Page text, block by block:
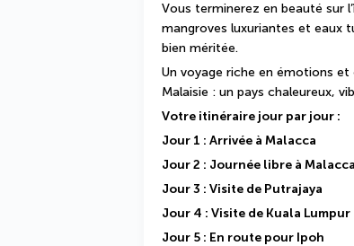
Vous terminerez en beauté sur
mangroves luxuriantes et eaux
bien méritée.
Un voyage riche en émotions
Malaisie : un pays chaleureux,
Votre itinéraire jour par jour :
Jour 1 : Arrivée à Malacca
Jour 2 : Journée libre à Malacca
Jour 3 : Visite de Putrajaya
Jour 4 : Visite de Kuala Lumpur
Jour 5 : En route pour Ipoh